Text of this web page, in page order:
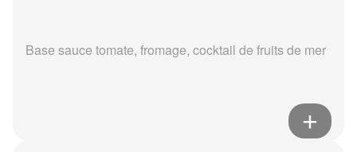
Base sauce tomate, fromage, cocktail de fruits de mer